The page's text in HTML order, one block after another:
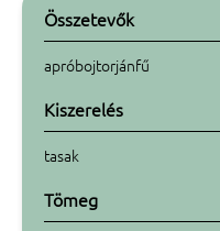
Összetevők
apróbojtorjánfű
Kiszerelés
tasak
Tömeg